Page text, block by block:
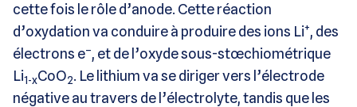
cette fois le rôle d’anode. Cette réaction
d’oxydation va conduire à produire des ions Li+, des
électrons e–, et de l’oxyde sous-stœchiométrique
Li1-xCoO2. Le lithium va se diriger vers l’électrode
négative au travers de l’électrolyte, tandis que les